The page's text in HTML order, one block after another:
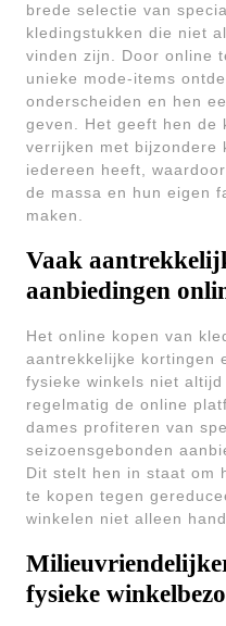
brede selectie van
kledingstukken die niet
vinden zijn. Door online
unieke mode-items
onderscheiden en hen
geven. Het geeft hen de
verrijken met bijzondere
iedereen heeft,
de massa en hun eigen
maken.
Vaak
aanbiedingen
Het online kopen van
aantrekkelijke kortingen
fysieke winkels niet
regelmatig de online
dames profiteren van
seizoensgebonden
Dit stelt hen in staat om
te kopen tegen
winkelen niet alleen
fysieke